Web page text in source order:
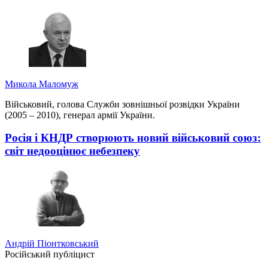
Микола Маломуж
Військовий, голова Служби зовнішньої розвідки України
(2005 – 2010), генерал армії України.
Росія і КНДР створюють новий військовий союз:
світ недооцінює небезпеку
Андрій Піонтковський
Російський публіцист